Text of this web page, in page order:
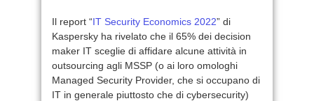
Il report “IT Security Economics 2022” di
Kaspersky ha rivelato che il 65% dei decision
maker IT sceglie di affidare alcune attività in
outsourcing agli MSSP (o ai loro omologhi
Managed Security Provider, che si occupano di
IT in generale piuttosto che di cybersecurity)